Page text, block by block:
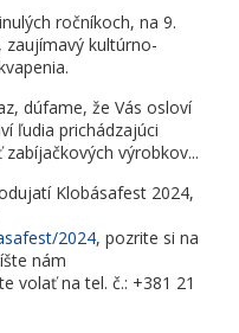
ročníkoch, na 9.
kultúrno-
dúfame, že Vás osloví
ľudia prichádzajúci
výrobkov...
Klobásafest 2024,
2024, pozrite si na
nám
volať na tel. č.: +381 21